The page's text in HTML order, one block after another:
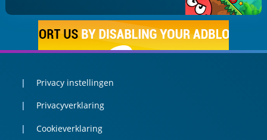
Privacy instellingen
Privacyverklaring
Cookieverklaring